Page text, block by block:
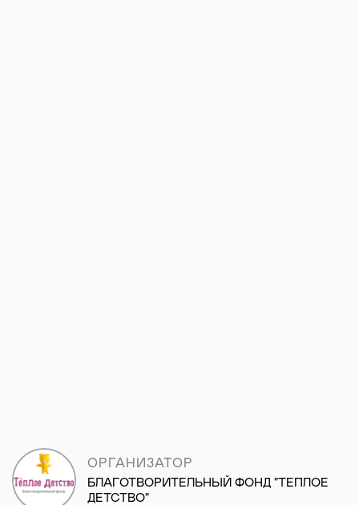
ОРГАНИЗАТОР
БЛАГОТВОРИТЕЛЬНЫЙ ФОНД "ТЕПЛОЕ
ДЕТСТВО"